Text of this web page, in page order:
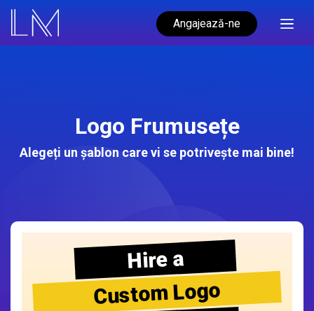
Angajează-ne
Logo Frumusețe
Alegeți un șablon care vi se potrivește mai bine!
Hire a
Custom Logo